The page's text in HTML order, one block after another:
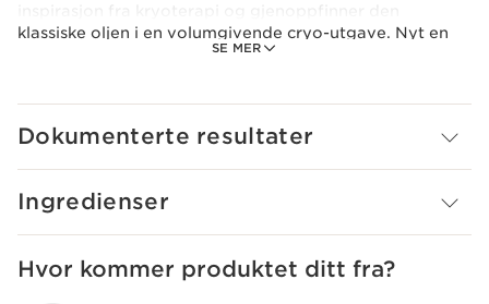
SE MER
klassiske oljen i en volumgivende cryo-utgave. Nyt en
umiddelbar volumgivende glans skapt for å tenne
Den friske mintduften gir et ekstra behagelig preg for
TECHNOLOGY], som kombinerer mentol og eterisk olje
Cryo-glansen fungerer også som en leppebehandling
Dokumenterte resultater
Ingredienser
Hvor kommer produktet ditt fra?